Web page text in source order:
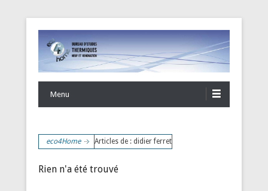
eco4Home
Menu
eco4Home Articles de : didier ferret
Rien n'a été trouvé